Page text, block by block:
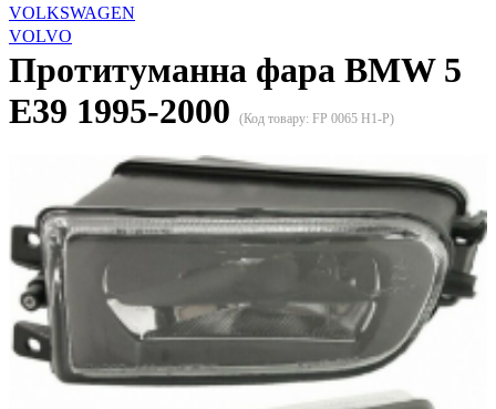
VOLKSWAGEN
VOLVO
Протитуманна фара BMW 5
E39 1995-2000
(Код товару: FP 0065 H1-P)